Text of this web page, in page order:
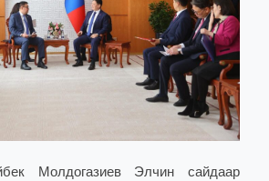
Молдогазиев Элчин сайдаар